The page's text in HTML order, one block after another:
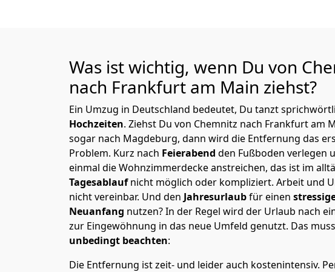
Was ist wichtig, wenn Du von
nach Frankfurt am Main ziehst?
Ein Umzug in Deutschland bedeutet, Du tanzt
Hochzeiten. Ziehst Du von Chemnitz nach Frankfurt am
sogar nach Magdeburg, dann wird die Entfernung das
Problem. Kurz nach Feierabend den Fußboden verlegen
einmal die Wohnzimmerdecke anstreichen, das ist im
Tagesablaufnicht möglich oder kompliziert. Arbeit und
nicht vereinbar. Und den Jahresurlaubfür einen
Neuanfang nutzen? In der Regel wird der Urlaub nach
zur Eingewöhnung in das neue Umfeld genutzt. Das
unbedingt beachten:
Die Entfernung ist zeit- und leider auch kostenintensiv.